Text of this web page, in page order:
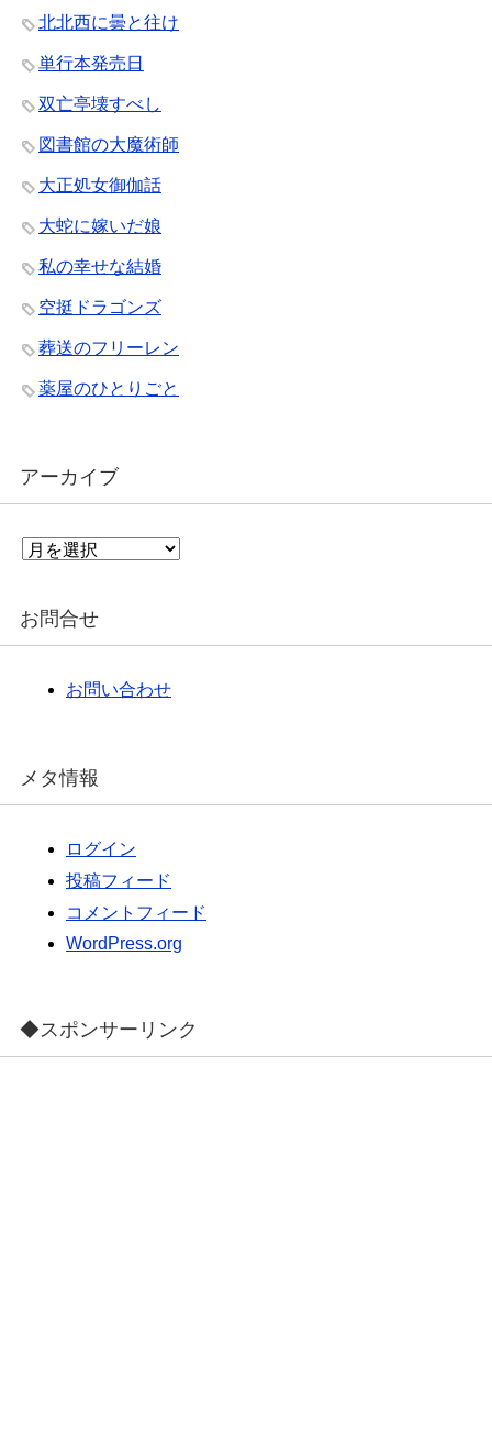
北北西に曇と往け
単行本発売日
双亡亭壊すべし
図書館の大魔術師
大正処女御伽話
大蛇に嫁いだ娘
私の幸せな結婚
空挺ドラゴンズ
葬送のフリーレン
薬屋のひとりごと
アーカイブ
ア
イ
お問合せ
お問い合わせ
メタ情報
ログイン
投稿フィード
コメントフィード
WordPress.org
◆スポンサーリンク